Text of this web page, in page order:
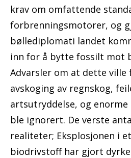
krav om omfattende
forbrenningsmotorer, og
bøllediplomati landet
inn for å bytte fossilt mot
Advarsler om at dette ville
avskoging av regnskog,
artsutryddelse, og
ble ignorert. De verste
realiteter; Eksplosjonen i
biodrivstoff har gjort